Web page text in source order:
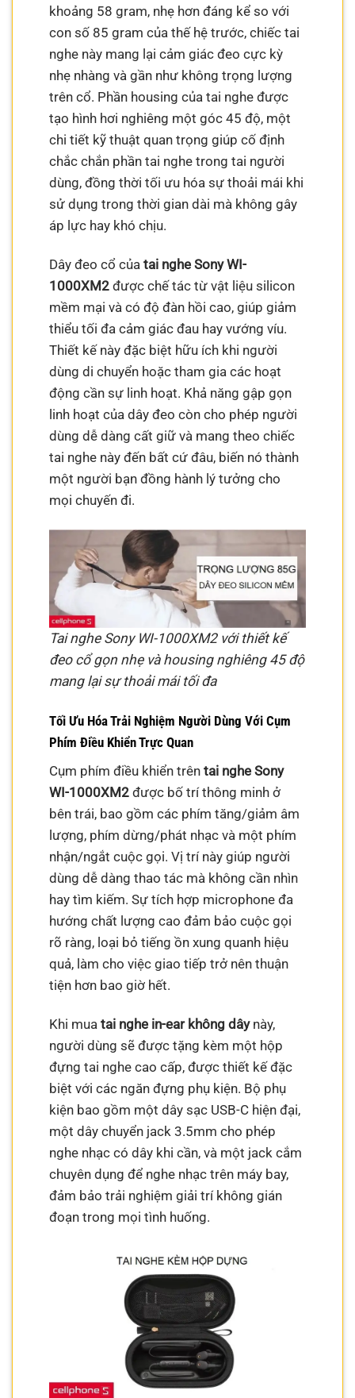
khoảng 58 gram, nhẹ hơn đáng kể so với
con số 85 gram của thế hệ trước, chiếc tai
nghe này mang lại cảm giác đeo cực kỳ
nhẹ nhàng và gần như không trọng lượng
trên cổ. Phần housing của tai nghe được
tạo hình hơi nghiêng một góc 45 độ, một
chi tiết kỹ thuật quan trọng giúp cố định
chắc chắn phần tai nghe trong tai người
dùng, đồng thời tối ưu hóa sự thoải mái khi
sử dụng trong thời gian dài mà không gây
áp lực hay khó chịu.
Dây đeo cổ củatai nghe Sony WI-
1000XM2 được chế tác từ vật liệu silicon
mềm mại và có độ đàn hồi cao, giúp giảm
thiểu tối đa cảm giác đau hay vướng víu.
Thiết kế này đặc biệt hữu ích khi người
dùng di chuyển hoặc tham gia các hoạt
động cần sự linh hoạt. Khả năng gập gọn
linh hoạt của dây đeo còn cho phép người
dùng dễ dàng cất giữ và mang theo chiếc
tai nghe này đến bất cứ đâu, biến nó thành
một người bạn đồng hành lý tưởng cho
mọi chuyến đi.
Tai nghe Sony WI-1000XM2 với thiết kế
đeo cổ gọn nhẹ và housing nghiêng 45 độ
mang lại sự thoải mái tối đa
Tối Ưu Hóa Trải Nghiệm Người Dùng Với Cụm
Phím Điều Khiển Trực Quan
Cụm phím điều khiển trêntai nghe Sony
WI-1000XM2 được bố trí thông minh ở
bên trái, bao gồm các phím tăng/giảm âm
lượng, phím dừng/phát nhạc và một phím
nhận/ngắt cuộc gọi. Vị trí này giúp người
dùng dễ dàng thao tác mà không cần nhìn
hay tìm kiếm. Sự tích hợp microphone đa
hướng chất lượng cao đảm bảo cuộc gọi
rõ ràng, loại bỏ tiếng ồn xung quanh hiệu
quả, làm cho việc giao tiếp trở nên thuận
tiện hơn bao giờ hết.
Khi muatai nghe in-ear không dâynày,
người dùng sẽ được tặng kèm một hộp
đựng tai nghe cao cấp, được thiết kế đặc
biệt với các ngăn đựng phụ kiện. Bộ phụ
kiện bao gồm một dây sạc USB-C hiện đại,
một dây chuyển jack 3.5mm cho phép
nghe nhạc có dây khi cần, và một jack cắm
chuyên dụng để nghe nhạc trên máy bay,
đảm bảo trải nghiệm giải trí không gián
đoạn trong mọi tình huống.